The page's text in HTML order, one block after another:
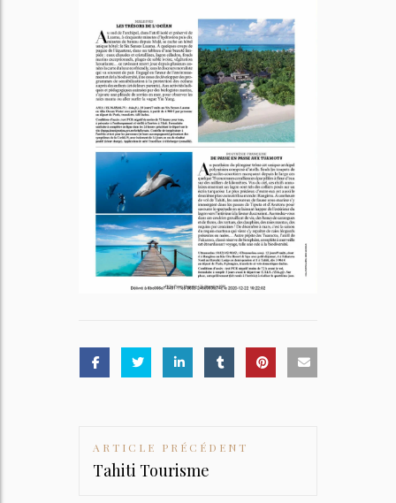
Post
navigation
ARTICLE PRÉCÉDENT
Tahiti Tourisme